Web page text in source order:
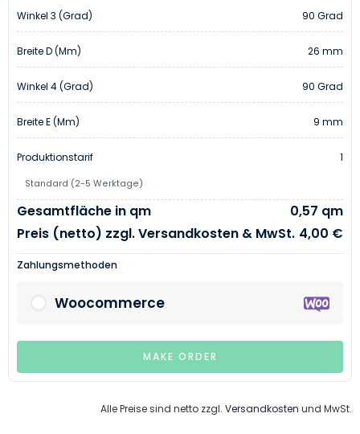
Winkel 3 (Grad) 90 Grad
Breite D (mm) 26 mm
Winkel 4 (Grad) 90 Grad
Breite E (mm) 9 mm
Produktionstarif
Standard (2-5 Werktage)
1
Gesamtfläche in qm
0,57 qm
Preis (netto) zzgl. Versandkosten & MwSt. 4,00 €
Zahlungsmethoden
Woocommerce
MAKE ORDER
Alle Preise sind netto zzgl. Versandkosten und MwSt.